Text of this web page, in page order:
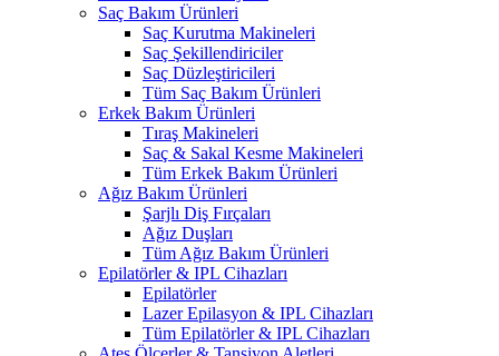
Saç Bakım Ürünleri
Saç Kurutma Makineleri
Saç Şekillendiriciler
Saç Düzleştiricileri
Tüm Saç Bakım Ürünleri
Erkek Bakım Ürünleri
Tıraş Makineleri
Saç & Sakal Kesme Makineleri
Tüm Erkek Bakım Ürünleri
Ağız Bakım Ürünleri
Şarjlı Diş Fırçaları
Ağız Duşları
Tüm Ağız Bakım Ürünleri
Epilatörler & IPL Cihazları
Epilatörler
Lazer Epilasyon & IPL Cihazları
Tüm Epilatörler & IPL Cihazları